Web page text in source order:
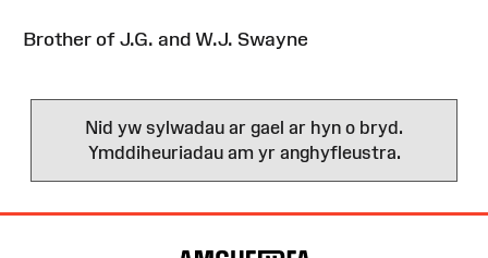
Brother of J.G. and W.J. Swayne
Nid yw sylwadau ar gael ar hyn o bryd.
Ymddiheuriadau am yr anghyfleustra.